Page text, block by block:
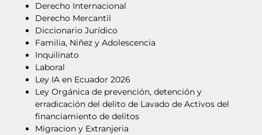
Derecho Internacional
Derecho Mercantil
Diccionario Jurídico
Familia, Niñez y Adolescencia
Inquilinato
Laboral
Ley IA en Ecuador 2026
Ley Orgánica de prevención, detención y
erradicación del delito de Lavado de Activos del
financiamiento de delitos
Migracion y Extranjeria